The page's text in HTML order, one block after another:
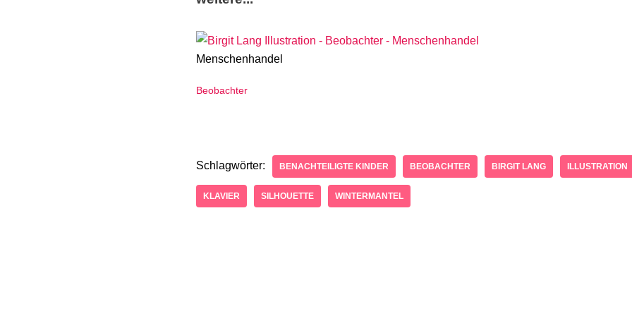
Menschenhandel
Beobachter
Schlagwörter: BENACHTEILIGTE KINDER BEOBACHTER BIRGIT LANG ILLUSTRATION
KLAVIER SILHOUETTE WINTERMANTEL